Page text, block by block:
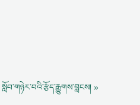
སློབ་གཉེར་བའི་རྩོད་རྒྱུགས་བླངས། »